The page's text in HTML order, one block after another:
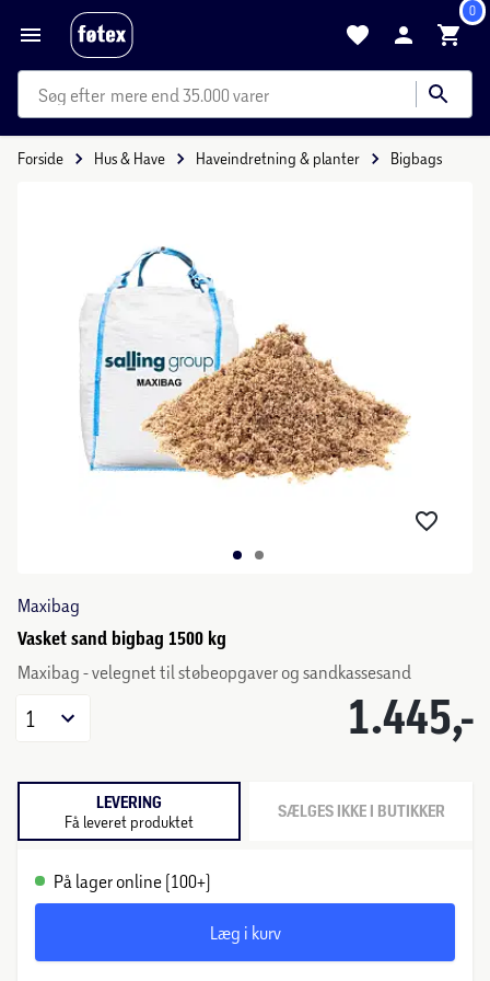
0
mere end 35.000 varer
Forside Hus & Have Haveindretning & planter Bigbags
Maxibag
Vasket sand bigbag 1500 kg
Maxibag - velegnet til støbeopgaver og sandkassesand
1.445,-
1
LEVERING
Få leveret produktet SÆLGES IKKE I BUTIKKER
På lager online (100+)
Læg i kurv